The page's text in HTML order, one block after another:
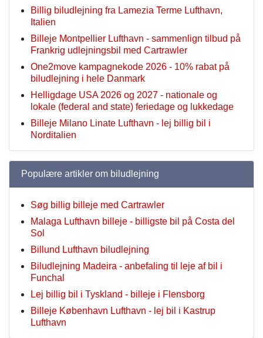
Billig biludlejning fra Lamezia Terme Lufthavn,
Italien
Billeje Montpellier Lufthavn - sammenlign tilbud på
Frankrig udlejningsbil med Cartrawler
One2move kampagnekode 2026 - 10% rabat på
biludlejning i hele Danmark
Helligdage USA 2026 og 2027 - nationale og
lokale (federal and state) feriedage og lukkedage
Billeje Milano Linate Lufthavn - lej billig bil i
Norditalien
Populære artikler om biludlejning
Søg billig billeje med Cartrawler
Malaga Lufthavn billeje - billigste bil på Costa del
Sol
Billund Lufthavn biludlejning
Biludlejning Madeira - anbefaling til leje af bil i
Funchal
Lej billig bil i Tyskland - billeje i Flensborg
Billeje København Lufthavn - lej bil i Kastrup
Lufthavn